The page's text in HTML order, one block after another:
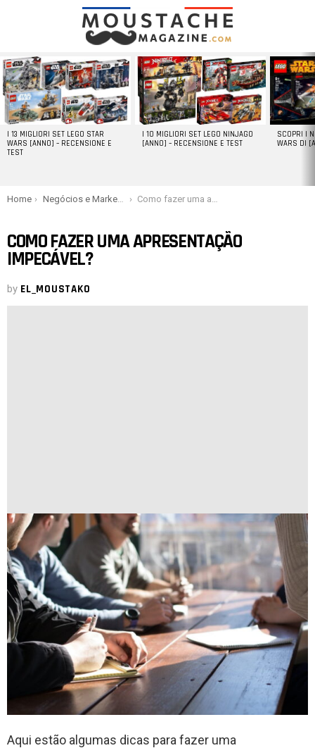
LATEST
STORIES
I 13 MIGLIORI SET LEGO STAR
WARS [ANNO] – RECENSIONE E
TEST
I 10 MIGLIORI SET LEGO NINJAGO
[ANNO] – RECENSIONE E TEST
SCOPRI I
WARS DI
You are here:
Home Negócios e Marketing Como fazer uma apresentação impecável?
COMO FAZER UMA APRESENTAÇÃO
IMPECÁVEL?
by EL_MOUSTAKO
Aqui estão algumas dicas para fazer uma